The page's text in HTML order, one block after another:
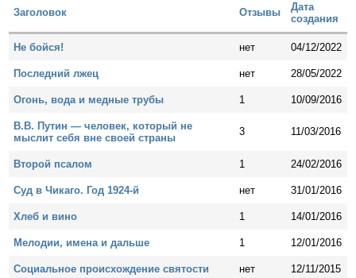
Заголовок Отзывы
Дата
создания
Не бойся! нет 04/12/2022
Последний лжец нет 28/05/2022
Огонь, вода и медные трубы 1 10/09/2016
В.В. Путин — человек, который не
мыслит себя вне своей страны
3 11/03/2016
Второй псалом 1 24/02/2016
Суд в Чикаго. Год 1924-й нет 31/01/2016
Хлеб и вино 1 14/01/2016
Мелодии, имена и дальше 1 12/01/2016
Социальное происхождение святости нет 12/11/2015